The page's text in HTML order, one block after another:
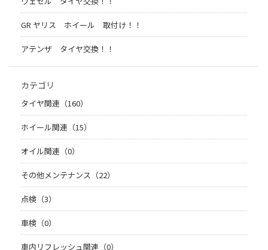
GR ヤリス ホイール 取付け！！
アテンザ タイヤ交換！！
カテゴリ
タイヤ関連（160）
ホイール関連（15）
オイル関連（0）
その他メンテナンス（22）
点検（3）
車検（0）
車内リフレッシュ関連（0）